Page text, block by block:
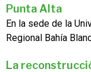
Punta Alta
En la sede de la
Regional Bahía
La